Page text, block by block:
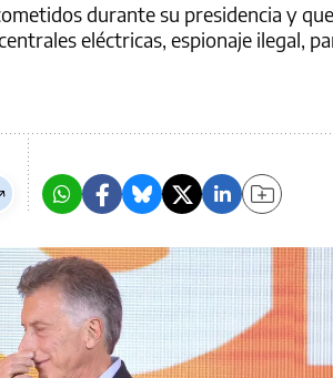
durante su presidencia y
eléctricas, espionaje ilegal,